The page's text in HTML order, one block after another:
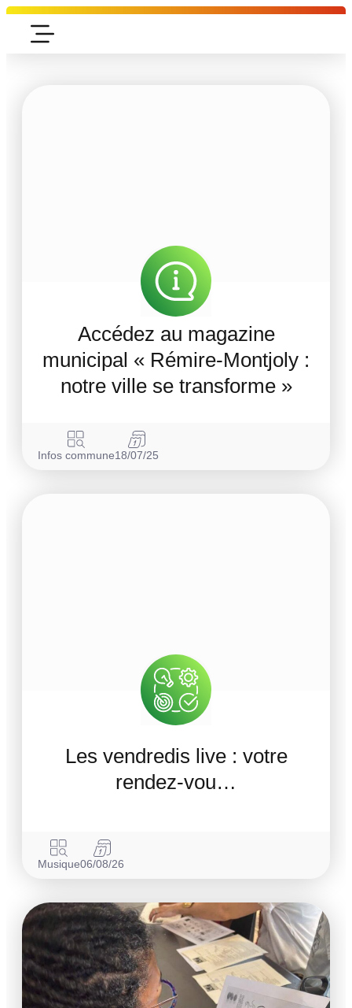
Accédez au magazine
municipal « Rémire-Montjoly :
notre ville se transforme »
Infos commune18/07/25
Les vendredis live : votre
rendez-vou…
Musique06/08/26